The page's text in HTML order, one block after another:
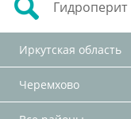
Иркутская область
Черемхово